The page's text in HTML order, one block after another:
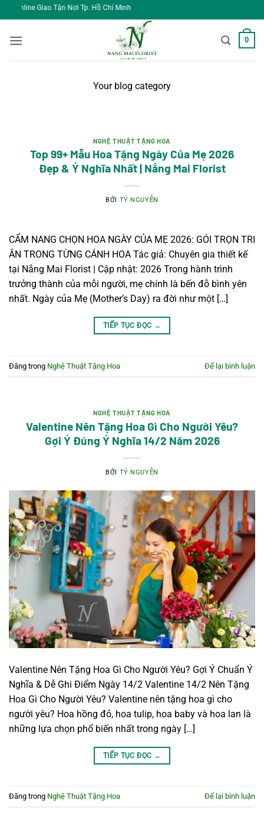
qua
nội
0
Your blog category
NGHỆ THUẬT TẶNG HOA
Top 99+ Mẫu Hoa Tặng Ngày Của Mẹ 2026
Đẹp & Ý Nghĩa Nhất | Nắng Mai Florist
BỞI TÝ NGUYỄN
CẨM NANG CHỌN HOA NGÀY CỦA MẸ 2026: GÓI TRỌN TRI
ÂN TRONG TỪNG CÁNH HOA Tác giả: Chuyên gia thiết kế
tại Nắng Mai Florist | Cập nhật: 2026 Trong hành trình
trưởng thành của mỗi người, mẹ chính là bến đỗ bình yên
nhất. Ngày của Mẹ (Mother’s Day) ra đời như một […]
TIẾP TỤC ĐỌC →
Đăng trong Nghệ Thuật Tặng Hoa Để lại bình luận
NGHỆ THUẬT TẶNG HOA
Valentine Nên Tặng Hoa Gì Cho Người Yêu?
Gợi Ý Đúng Ý Nghĩa 14/2 Năm 2026
BỞI TÝ NGUYỄN
Valentine Nên Tặng Hoa Gì Cho Người Yêu? Gợi Ý Chuẩn Ý
Nghĩa & Dễ Ghi Điểm Ngày 14/2 Valentine 14/2 Nên Tặng
Hoa Gì Cho Người Yêu? Valentine nên tặng hoa gì cho
người yêu? Hoa hồng đỏ, hoa tulip, hoa baby và hoa lan là
những lựa chọn phổ biến nhất trong ngày […]
TIẾP TỤC ĐỌC →
Đăng trong Nghệ Thuật Tặng Hoa Để lại bình luận